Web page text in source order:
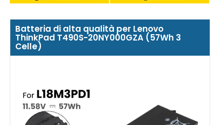
Batteria di alta qualità per Lenovo
ThinkPad T490S-20NY000GZA (57Wh 3
Celle)